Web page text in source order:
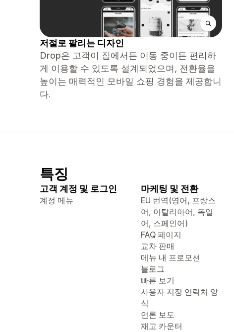
저절로 팔리는 디자인
Drop은 고객이 집에서든 이동 중이든 편리하
게 이용할 수 있도록 설계되었으며, 전환율을
높이는 매력적인 모바일 쇼핑 경험을 제공합니
다.
특징
고객 계정 및 로그인
계정 메뉴
마케팅 및 전환
EU 번역(영어, 프랑스
어, 이탈리아어, 독일
어, 스페인어)
FAQ 페이지
교차 판매
메뉴 내 프로모션
블로그
빠른 보기
사용자 지정 연락처 양
식
언론 보도
재고 카운터